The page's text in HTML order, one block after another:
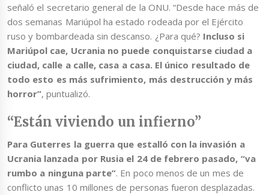
señaló el secretario general de la ONU. “Desde hace más de
dos semanas Mariúpol ha estado rodeada por el Ejército
ruso y bombardeada sin descanso. ¿Para qué? Incluso si
Mariúpol cae, Ucrania no puede conquistarse ciudad a
ciudad, calle a calle, casa a casa. El único resultado de
todo esto es más sufrimiento, más destrucción y más
horror”, puntualizó.
“Están viviendo un infierno”
Para Guterres la guerra que estalló con la invasión a
Ucrania lanzada por Rusia el 24 de febrero pasado, “va
rumbo a ninguna parte”. En poco menos de un mes de
conflicto unas 10 millones de personas fueron desplazadas.